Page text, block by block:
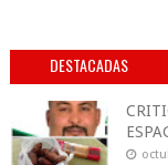
DESTACADAS